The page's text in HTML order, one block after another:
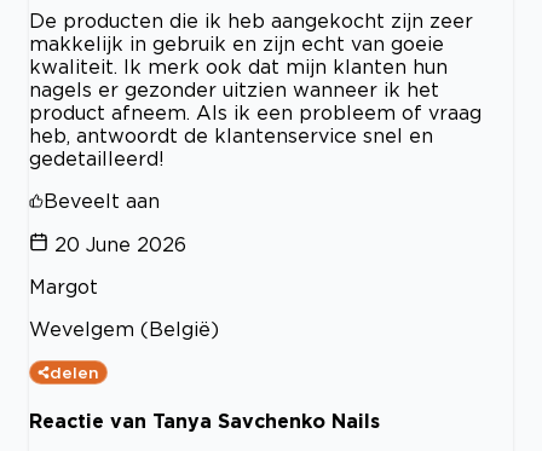
De producten die ik heb aangekocht zijn zeer
makkelijk in gebruik en zijn echt van goeie
kwaliteit. Ik merk ook dat mijn klanten hun
nagels er gezonder uitzien wanneer ik het
product afneem. Als ik een probleem of vraag
heb, antwoordt de klantenservice snel en
gedetailleerd!
Beveelt aan
20 June 2026
Margot
Wevelgem (België)
delen
Reactie van Tanya Savchenko Nails